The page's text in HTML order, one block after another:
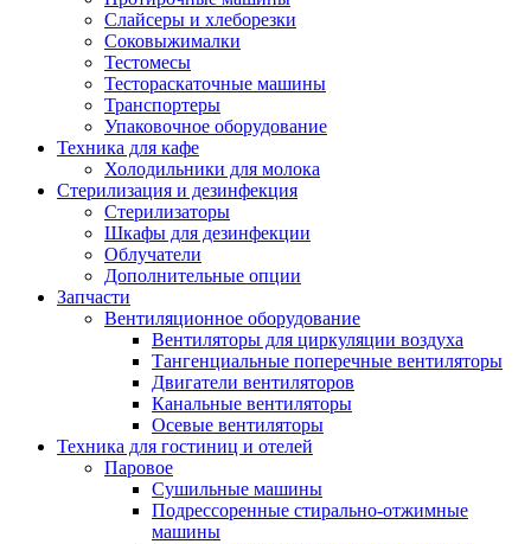
Слайсеры и хлеборезки
Соковыжималки
Тестомесы
Тестораскаточные машины
Транспортеры
Упаковочное оборудование
Техника для кафе
Холодильники для молока
Стерилизация и дезинфекция
Стерилизаторы
Шкафы для дезинфекции
Облучатели
Дополнительные опции
Запчасти
Вентиляционное оборудование
Вентиляторы для циркуляции воздуха
Тангенциальные поперечные вентиляторы
Двигатели вентиляторов
Канальные вентиляторы
Осевые вентиляторы
Техника для гостиниц и отелей
Паровое
Cушильные машины
Подрессоренные стирально-отжимные
машины